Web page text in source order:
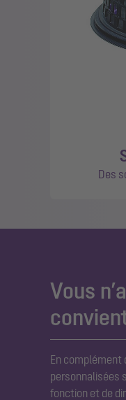
Des
Vous
En complément
personnalisées
fonction et de